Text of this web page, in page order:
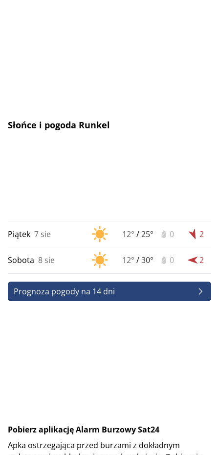
Słońce i pogoda Runkel
Piątek 7 sie 12° /25° 0 2
Sobota 8 sie 12° /30° 0 2
Prognoza pogody na 14 dni
Pobierz aplikację Alarm Burzowy Sat24
Apka ostrzegająca przed burzami z dokładnym